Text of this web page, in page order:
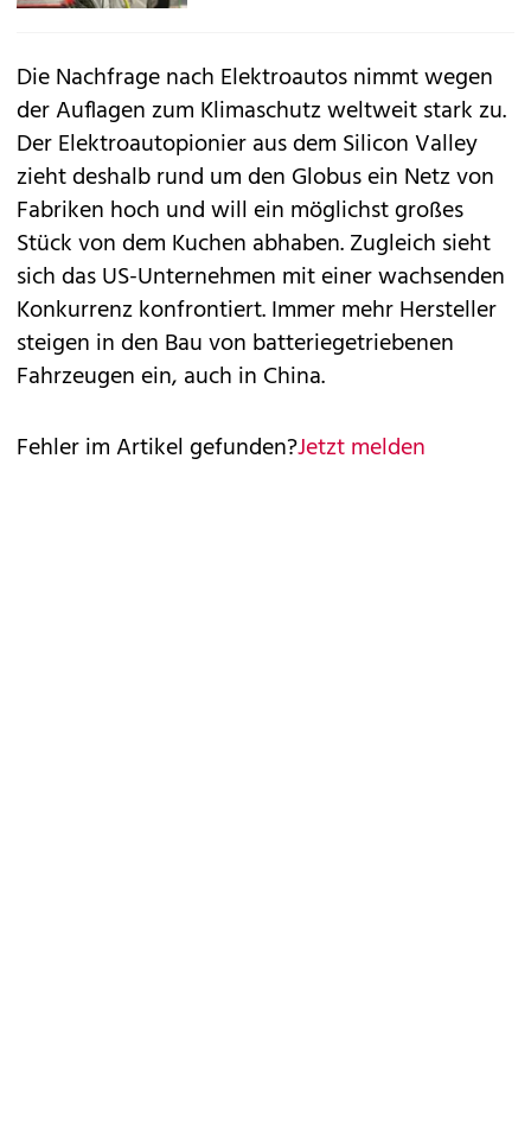
DieNachfrage nach Elektroautos nimmt wegen
der Auflagen zum Klimaschutz weltweit stark zu.
Der Elektroautopionier aus dem Silicon Valley
zieht deshalb rund um den Globus ein Netz von
Fabriken hoch und will ein möglichst großes
Stück von dem Kuchen abhaben. Zugleich sieht
sich das US-Unternehmen mit einer wachsenden
Konkurrenz konfrontiert. Immer mehr Hersteller
steigen in den Bau von batteriegetriebenen
Fahrzeugen ein, auch in China.
Fehler im Artikel gefunden?Jetzt melden